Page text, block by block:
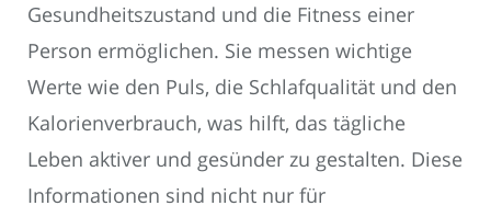
Gesundheitszustand und die Fitness einer
Person ermöglichen. Sie messen wichtige
Werte wie den Puls, die Schlafqualität und den
Kalorienverbrauch, was hilft, das tägliche
Leben aktiver und gesünder zu gestalten. Diese
Informationen sind nicht nur für